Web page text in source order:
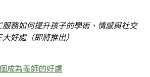
務如何提升孩子的學術、情感與社交
好處（即將推出）
成為義師的好處